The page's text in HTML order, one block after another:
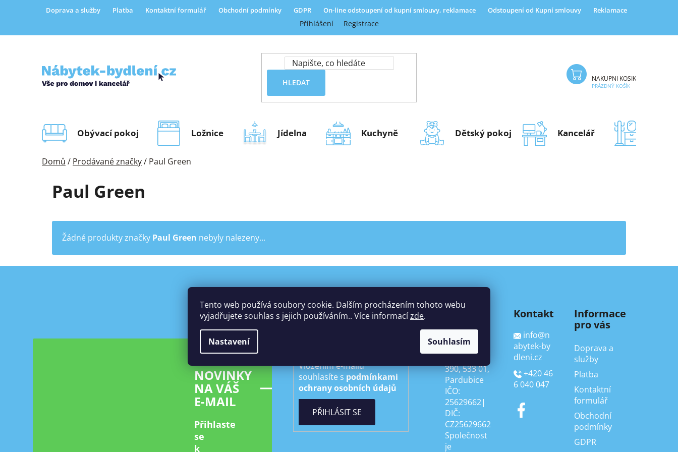
Tento web používá soubory cookie. Dalším procházením tohoto webu
vyjadřujete souhlas s jejich používáním.. Více informacízde.
Nastavení Souhlasím
Doprava a služby Platba Kontaktní formulář Obchodní podmínky GDPR On-line odstoupení od kupní smlouvy, reklamace Odstoupení od Kupní smlouvy Reklamace
Přihlášení Registrace
HLEDAT NÁKUPNÍ KOŠÍK
PRÁZDNÝ KOŠÍK
Obývací pokoj Ložnice Jídelna Kuchyně Dětský pokoj Kancelář
Domů / Prodávané značky/ Paul Green
Paul Green
Žádné produkty značky Paul Green nebyly nalezeny...
NOVINKY
NA VÁŠ
E-MAIL
Přihlaste
se
k
Vložte svůj e-mail a my vám
budeme zasílat informace o
Vložením e-mailu
souhlasíte s podmínkami
ochrany osobních údajů
PŘIHLÁSIT SE
KONTAKT
s.r.o.
390, 533 01,
Pardubice
IČO:
25629662|
DIČ:
CZ25629662
Společnost
je
Kontakt
info@n
abytek-by
dleni.cz
+420 46
6 040 047
Informace
pro vás
Doprava a
služby
Platba
Kontaktní
formulář
Obchodní
podmínky
GDPR